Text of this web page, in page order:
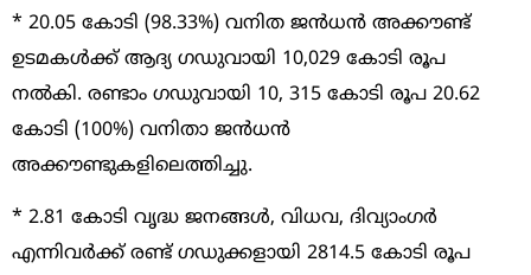
* 20.05 കോടി (98.33%) വനിത ജൻധൻ അക്കൗണ്ട്
ഉടമകൾക്ക് ആദ്യ ഗഡുവായി 10,029 കോടി രൂപ
നൽകി. രണ്ടാം ഗഡുവായി 10, 315 കോടി രൂപ 20.62
കോടി (100%) വനിതാ ജൻധൻ
അക്കൗണ്ടുകളിലെത്തിച്ചു.
* 2.81 കോടി വൃദ്ധ ജനങ്ങൾ, വിധവ, ദിവ്യാംഗർ
എന്നിവർക്ക് രണ്ട് ഗഡുക്കളായി 2814.5 കോടി രൂപ